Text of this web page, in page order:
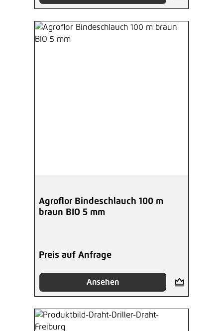
Agroflor Bindeschlauch 100 m
braun BIO 5 mm
Preis auf Anfrage
Ansehen